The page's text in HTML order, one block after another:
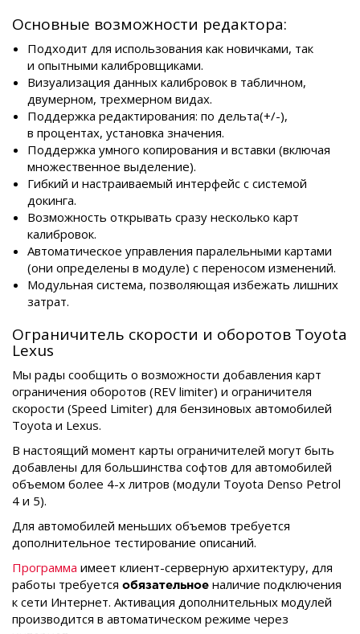
Основные возможности редактора:
Подходит для использования как новичками, так
и опытными калибровщиками.
Визуализация данных калибровок в табличном,
двумерном, трехмерном видах.
Поддержка редактирования: по дельта(+/-),
в процентах, установка значения.
Поддержка умного копирования и вставки (включая
множественное выделение).
Гибкий и настраиваемый интерфейс с системой
докинга.
Возможность открывать сразу несколько карт
калибровок.
Автоматическое управления паралельными картами
(они определены в модуле) с переносом изменений.
Модульная система, позволяющая избежать лишних
затрат.
Ограничитель скорости и оборотов Toyota
Lexus
Мы рады сообщить о возможности добавления карт
ограничения оборотов (REV limiter) и ограничителя
скорости (Speed Limiter) для бензиновых автомобилей
Toyota и Lexus.
В настоящий момент карты ограничителей могут быть
добавлены для большинства софтов для автомобилей
объемом более 4-х литров (модули Toyota Denso Petrol
4 и 5).
Для автомобилей меньших объемов требуется
дополнительное тестирование описаний.
Программа имеет клиент-серверную архитектуру, для
работы требуется обязательное наличие подключения
к сети Интернет. Активация дополнительных модулей
производится в автоматическом режиме через